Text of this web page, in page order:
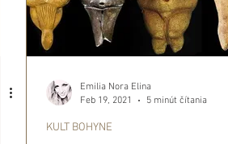
Emilia Nora Elina
Feb 19, 2021
5 minút čítania
KULT BOHYNE